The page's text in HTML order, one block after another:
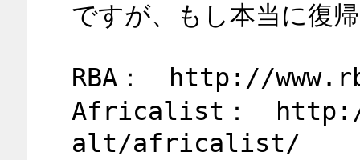
ですが、もし本当に復
RBA：　http://
Africalist：　http://
alt/africalist/